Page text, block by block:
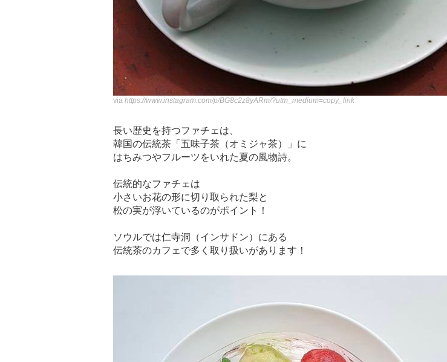
via https://www.instagram.com/p/BG8c2z8yARm/?utm_medium=copy_link
長い歴史を持つファチェは、
韓国の伝統茶「五味子茶（オミジャ茶）」に
はちみつやフルーツをいれた夏の風物詩。
伝統的なファチェは
小さいお花の形に切り取られた梨と
松の実が浮いているのがポイント！
ソウルでは仁寺洞（インサドン）にある
伝統茶のカフェで多く取り扱いがあります！